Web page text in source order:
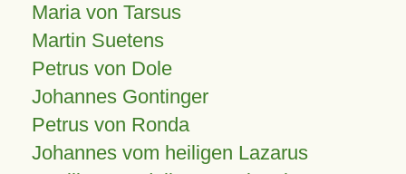
Maria von Tarsus
Martin Suetens
Petrus von Dole
Johannes Gontinger
Petrus von Ronda
Johannes vom heiligen Lazarus